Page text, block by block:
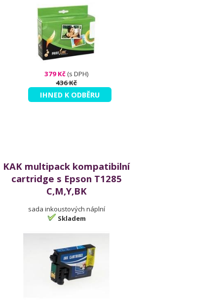
379 Kč(s DPH)
436 Kč
IHNED K ODBĚRU
KAK multipack kompatibilní
cartridge s Epson T1285
C,M,Y,BK
sada inkoustových náplní
Skladem